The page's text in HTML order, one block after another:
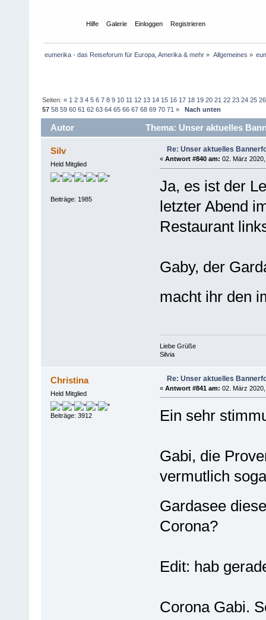
Hilfe Galerie Einloggen Registrieren
eumerika - das Reiseforum für Europa, Amerika & mehr » Allgemeines »
Seiten:« 1 2 3 4 5 6 7 8 9 10 11 12 13 14 15 16 17 18 19 20 21 22 23 24 25 26
57 58 59 60 61 62 63 64 65 66 67 68 69 70 71 » Nach unten
Autor Thema: Unser aktuelles
Silv
Held Mitglied
Beiträge: 1985
Re: Unser aktuelles
« Antwort #840 am: 02. März
Ja, es ist der
letzter Abend
Restaurant
Gaby, der
macht ihr den
Liebe Grüße
Silvia
Christina
Held Mitglied
Beiträge: 3912
Re: Unser aktuelles
« Antwort #841 am: 02. März
Ein sehr
Gabi, die
vermutlich
Gardasee
Corona?
Edit: hab
Corona Gabi.